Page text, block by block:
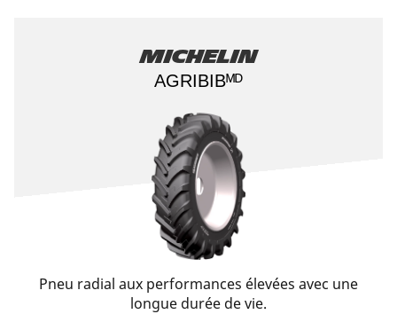
Michelin
AGRIBIBᴹᴰ
Pneu radial aux performances élevées avec une
longue durée de vie.